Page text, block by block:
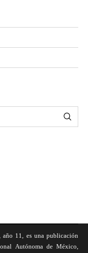
año 11, es una publicación
Autónoma de México,